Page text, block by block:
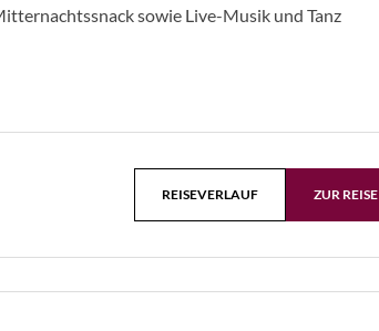
sowie Live-Musik und Tanz
REISEVERLAUF ZUR REISE